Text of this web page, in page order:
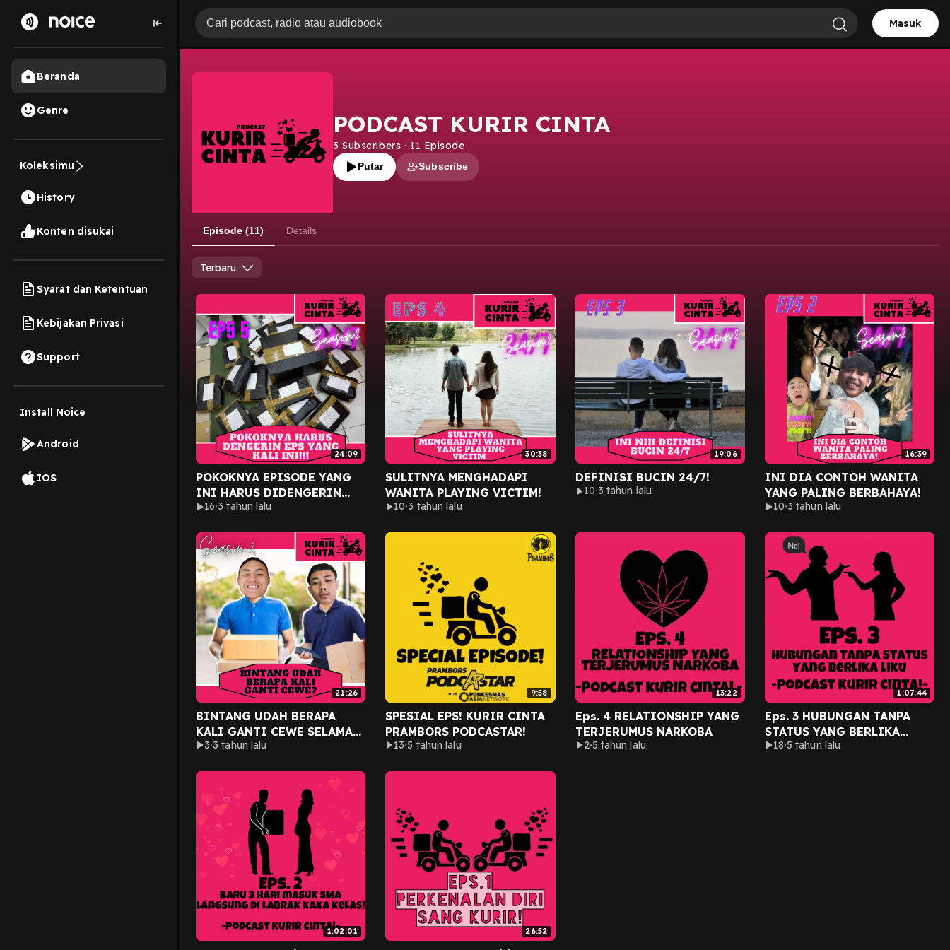
Beranda
Genre
Koleksimu
History
Konten disukai
Syarat dan Ketentuan
Kebijakan Privasi
Support
Install Noice
Android
IOS
Masuk
PODCAST KURIR CINTA
3 Subscribers · 11 Episode
Putar Subscribe
Episode (11) Details
Terbaru
24:09
POKOKNYA EPISODE YANG
INI HARUS DIDENGERIN
JANGAN SAMPE ENGGA!
16 3 tahun lalu
30:38
SULITNYA MENGHADAPI
WANITA PLAYING VICTIM!
10 3 tahun lalu
19:06
DEFINISI BUCIN 24/7!
10 3 tahun lalu
16:39
INI DIA CONTOH WANITA
YANG PALING BERBAHAYA!
10 3 tahun lalu
21:26
BINTANG UDAH BERAPA
KALI GANTI CEWE SELAMA
SETAHUN KEBELAKANG?
3 3 tahun lalu
9:58
SPESIAL EPS! KURIR CINTA
PRAMBORS PODCASTAR!
13 5 tahun lalu
13:22
Eps. 4 RELATIONSHIP YANG
TERJERUMUS NARKOBA
2 5 tahun lalu
1:07:44
Eps. 3 HUBUNGAN TANPA
STATUS YANG BERLIKA
LIKU!
18 5 tahun lalu
1:02:01 26:52